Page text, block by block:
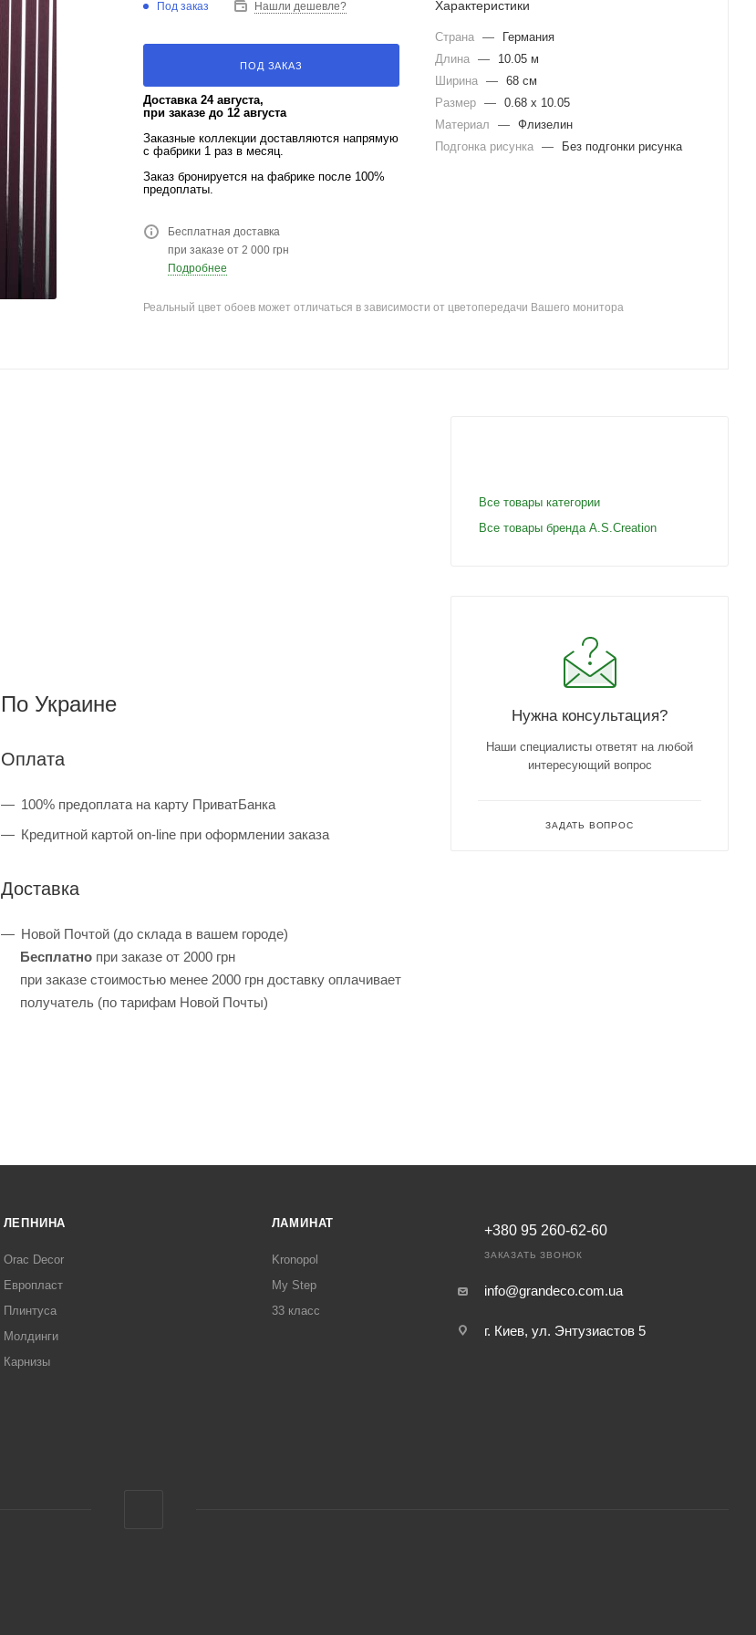
Под заказ Нашли дешевле?
ПОД ЗАКАЗ
Доставка 24 августа,
при заказе до 12 августа
Заказные коллекции доставляются напрямую
с фабрики 1 раз в месяц.
Заказ бронируется на фабрике после 100%
предоплаты.
Бесплатная доставка
при заказе от 2 000 грн
Подробнее
Характеристики
Страна —
Германия
Длина —
10.05 м
Ширина — 68 см
Размер — 0.68 x 10.05
Материал
— Флизелин
Подгонка рисунка — Без подгонки рисунка
Реальный цвет обоев может отличаться в зависимости от цветопередачи Вашего монитора
По Украине
Оплата
100% предоплата на карту ПриватБанка
Кредитной картой on-line при оформлении заказа
Доставка
Новой Почтой (до склада в вашем городе)
Бесплатнопри заказе от 2000 грн
при заказе стоимостью менее 2000 грн доставку оплачивает
получатель (по тарифам Новой Почты)
Все товары категории
Все товары бренда A.S.Creation
Нужна консультация?
Наши специалисты ответят на любой
интересующий вопрос
ЗАДАТЬ ВОПРОС
ЛЕПНИНА
Orac Decor
Европласт
Плинтуса
Молдинги
Карнизы
ЛАМИНАТ
Kronopol
My Step
33 класс
+380 95 260-62-60
ЗАКАЗАТЬ ЗВОНОК
info@grandeco.com.ua
г. Киев, ул. Энтузиастов 5